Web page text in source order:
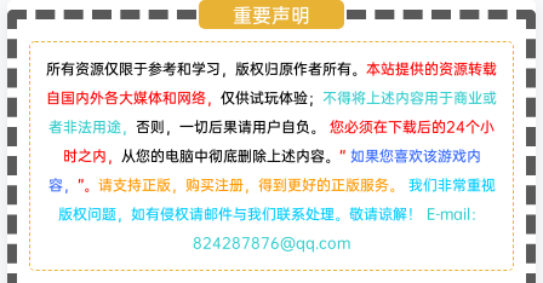
重要声明
所有资源仅限于参考和学习，版权归原作者所有。 本站提供的资源转载
自国内外各大媒体和网络， 仅供试玩体验； 不得将上述内容用于商业或
者非法用途， 否则，一切后果请用户自负。
您必须在下载后的24个小
时之内， 从您的电脑中彻底删除上述内容。 “如果您喜欢该游戏内
容， ”。 请支持正版，购买注册，得到更好的正版服务。 我们非常重视
版权问题，如有侵权请邮件与我们联系处理。敬请谅解！ E-mail：
824287876@qq.com